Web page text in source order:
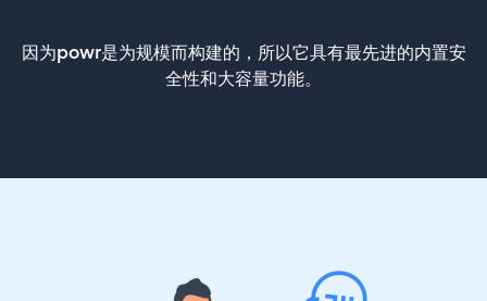
因为powr是为规模而构建的，所以它具有最先进的内置安
全性和大容量功能。